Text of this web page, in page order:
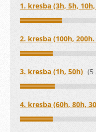
1. kresba (3h, 5h,
2. kresba (100h,
3. kresba (1h, 50h) (5
4. kresba (60h, 80h,